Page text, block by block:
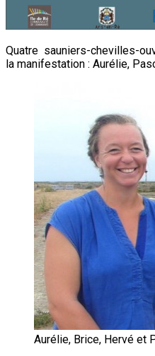
Quatre sauniers-chevilles-
la manifestation : Aurélie,
Aurélie, Brice, Hervé et